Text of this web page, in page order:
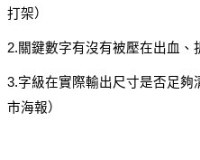
打架）
2.關鍵數字有沒有被壓在出血、
3.字級在實際輸出尺寸是否足夠
市海報）